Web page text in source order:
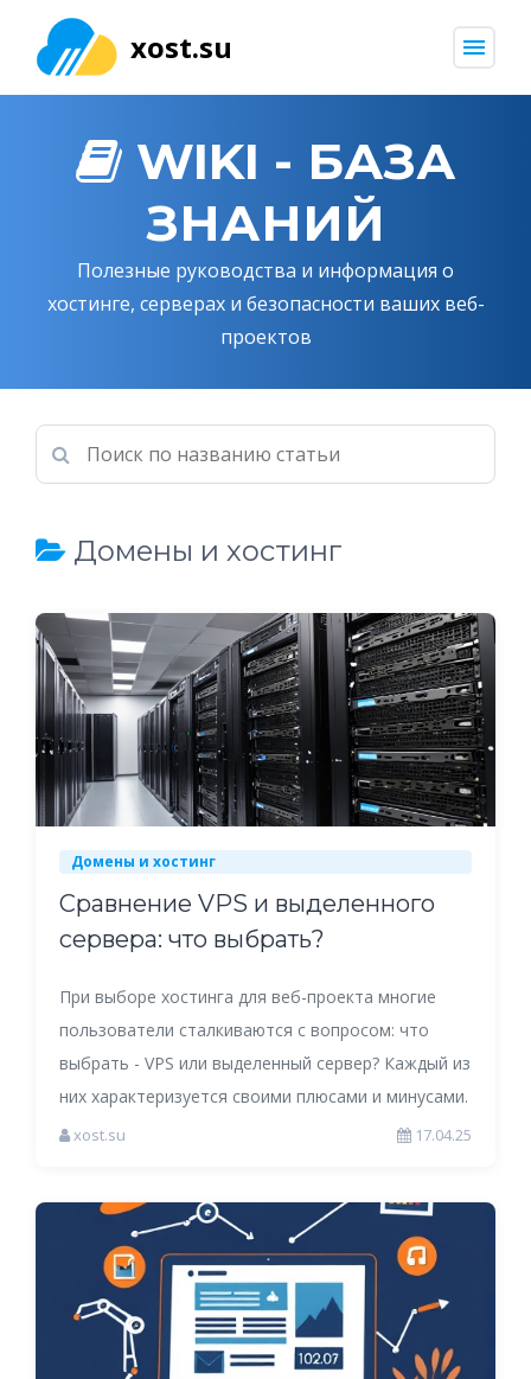
xost.su menu
WIKI - БАЗА
ЗНАНИЙ
Полезные руководства и информация о
хостинге, серверах и безопасности ваших веб-
проектов
Домены и хостинг
Домены и хостинг
Сравнение VPS и выделенного
сервера: что выбрать?
При выборе хостинга для веб-проекта многие
пользователи сталкиваются с вопросом: что
выбрать - VPS или выделенный сервер? Каждый из
них характеризуется своими плюсами и минусами.
xost.su 17.04.25